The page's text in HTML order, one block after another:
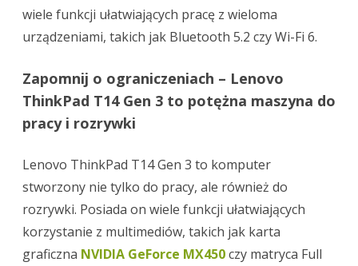
wiele funkcji ułatwiających pracę z wieloma
urządzeniami, takich jak Bluetooth 5.2 czy Wi-Fi 6.
Zapomnij o ograniczeniach – Lenovo
ThinkPad T14 Gen 3 to potężna maszyna do
pracy i rozrywki
Lenovo ThinkPad T14 Gen 3 to komputer
stworzony nie tylko do pracy, ale również do
rozrywki. Posiada on wiele funkcji ułatwiających
korzystanie z multimediów, takich jak karta
graficzna NVIDIA GeForce MX450czy matryca Full